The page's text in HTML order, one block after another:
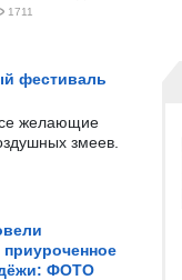
1711
фестиваль
желающие
змеев.
ФОТО